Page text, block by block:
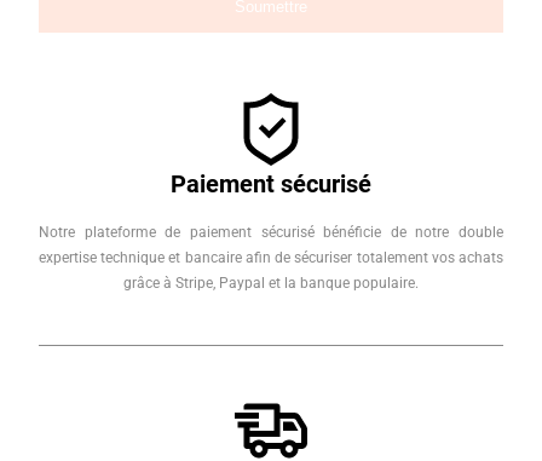
Paiement sécurisé
Notre plateforme de paiement sécurisé bénéficie de notre double
expertise technique et bancaire afin de sécuriser totalement vos achats
grâce à Stripe, Paypal et la banque populaire.